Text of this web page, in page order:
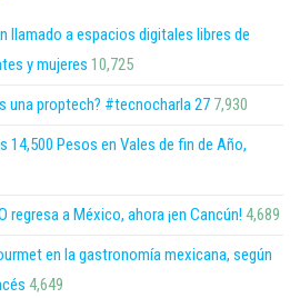
llamado a espacios digitales libres de
y mujeres 10,725
una proptech? #tecnocharla 27 7,930
14,500 Pesos en Vales de fin de Año,
regresa a México, ahora ¡en Cancún! 4,689
en la gastronomía mexicana, según
4,649